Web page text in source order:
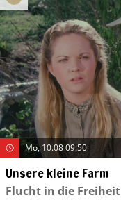
Mo, 10.08 09:50
Unsere kleine Farm
Flucht in die Freiheit